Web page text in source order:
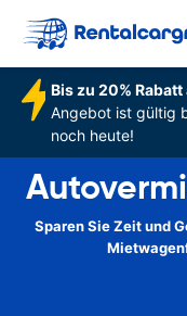
Bis zu 20%
Angebot ist gültig
noch heute!
Sparen Sie Zeit und